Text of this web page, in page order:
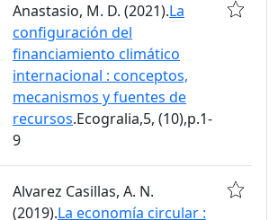
Anastasio, M. D. (2021).La
configuración del
financiamiento climático
internacional : conceptos,
mecanismos y fuentes de
recursos.Ecogralia,5, (10),p.1-
9
Alvarez Casillas, A. N.
(2019).La economía circular :